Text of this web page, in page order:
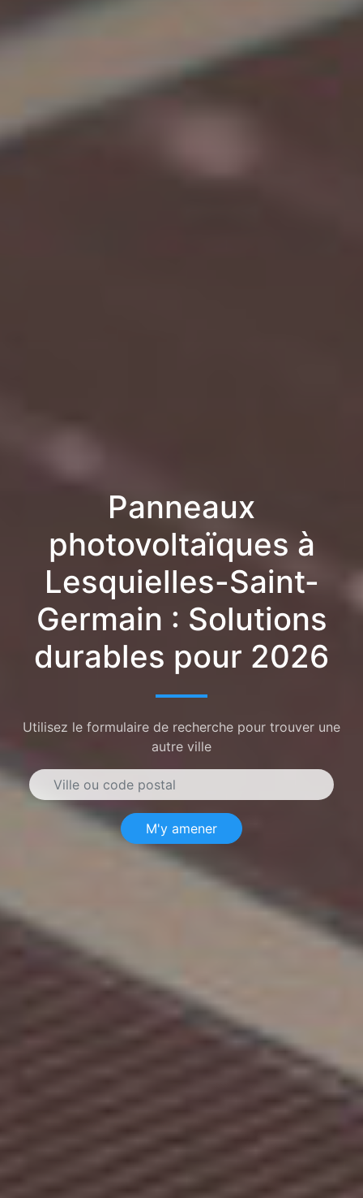
Panneaux
photovoltaïques à
Lesquielles-Saint-
Germain : Solutions
durables pour 2026
Utilisez le formulaire de recherche pour trouver une
autre ville
M'y amener